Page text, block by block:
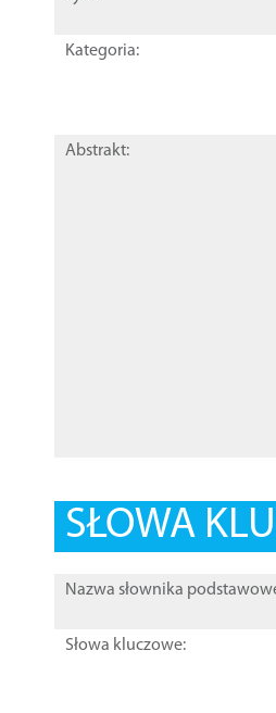
Kategoria:
Abstrakt:
SŁOWA
Nazwa słownika
Słowa kluczowe: